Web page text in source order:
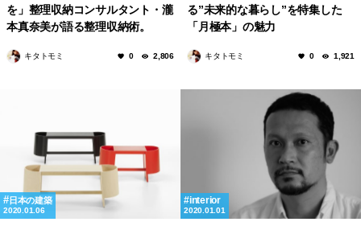
を」整理収納コンサルタント・瀧
本真奈美が語る整理収納術。
キタトモミ 0 2,806
る”未来的な暮らし”を特集した
「月極本」の魅力
キタトモミ 0 1,921
日本の建築
2020.01.06
interior
2020.01.01